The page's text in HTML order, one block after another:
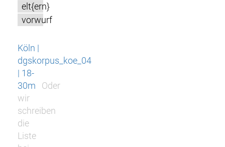
elt{ern}
vorwurf
Köln |
dgskorpus_koe_04
| 18-
30m
Oder
wir
schreiben
die
Liste